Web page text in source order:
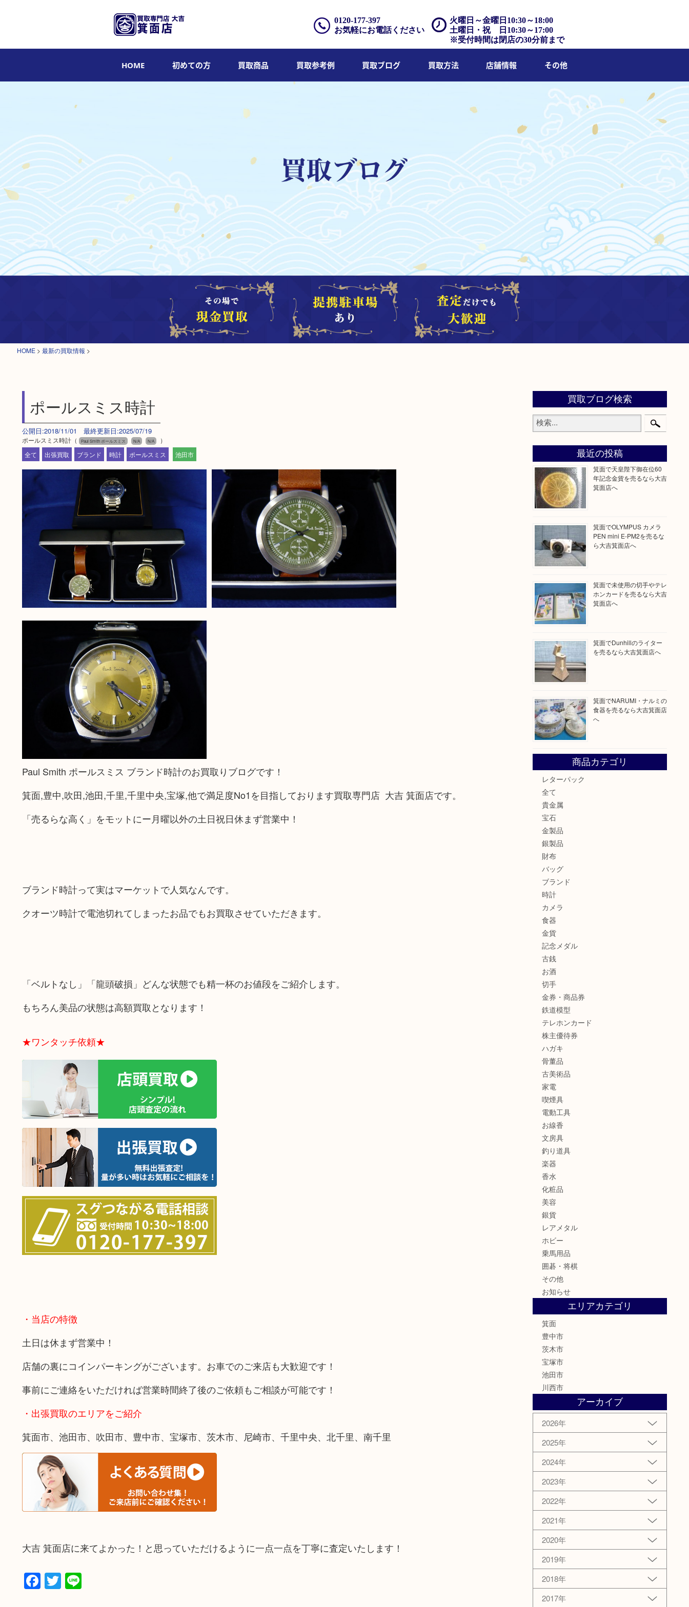
火曜日～金曜日10:30～18:00
土曜日・祝 日10:30～17:00
※受付時間は閉店の30分前まで
0120-177-397
お気軽にお電話ください
HOME 初めての方 買取商品 買取参考例 買取ブログ 買取方法 店舗情報 その他
HOME > 最新の買取情報 >
ポールスミス時計
公開日:2018/11/01 最終更新日:2025/07/19
ポールスミス時計（ Paul Smith ポールスミス N/A N/A
）
全て
出張買取 ブランド 時計 ポールスミス 池田市
Paul Smith ポールスミス ブランド時計のお買取りブログです！
箕面,豊中,吹田,池田,千里,千里中央,宝塚,他で満足度No1を目指しております買取専門店 大吉 箕面店です。
「売るらな高く」をモットにー月曜以外の土日祝日休まず営業中！
ブランド時計って実はマーケットで人気なんです。
クオーツ時計で電池切れてしまったお品でもお買取させていただきます。
「ベルトなし」「龍頭破損」どんな状態でも精一杯のお値段をご紹介します。
もちろん美品の状態は高額買取となります！
★ワンタッチ依頼★
・当店の特徴
土日は休まず営業中！
店舗の裏にコインパーキングがございます。お車でのご来店も大歓迎です！
事前にご連絡をいただければ営業時間終了後のご依頼もご相談が可能です！
・出張買取のエリアをご紹介
箕面市、池田市、吹田市、豊中市、宝塚市、茨木市、尼崎市、千里中央、北千里、南千里
大吉 箕面店に来てよかった！と思っていただけるように一点一点を丁寧に査定いたします！
Facebook
Twitter
Line
買取ブログ検索
最近の投稿
箕面で天皇陛下御在位60
年記念金貨を売るなら大吉
箕面店へ
箕面でOLYMPUS カメラ
PEN mini E-PM2を売るな
ら大吉箕面店へ
箕面で未使用の切手やテレ
ホンカードを売るなら大吉
箕面店へ
箕面でDunhillのライター
を売るなら大吉箕面店へ
箕面でNARUMI・ナルミの
食器を売るなら大吉箕面店
へ
商品カテゴリ
レターパック
全て
貴金属
宝石
金製品
銀製品
財布
バッグ
ブランド
時計
カメラ
食器
金貨
記念メダル
古銭
お酒
切手
金券・商品券
鉄道模型
テレホンカード
株主優待券
ハガキ
骨董品
古美術品
家電
喫煙具
電動工具
お線香
文房具
釣り道具
楽器
香水
化粧品
美容
銀貨
レアメタル
ホビー
乗馬用品
囲碁・将棋
その他
お知らせ
エリアカテゴリ
箕面
豊中市
茨木市
宝塚市
池田市
川西市
アーカイブ
2026年
2025年
2024年
2023年
2022年
2021年
2020年
2019年
2018年
2017年